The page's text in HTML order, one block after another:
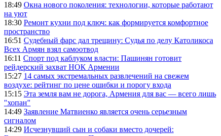
18:49 Окна нового поколения: технологии, которые работают
на уют
18:30 Ремонт кухни под ключ: как формируется комфортное
пространство
16:51 Судебный фарс дал трещину: Судья по делу Католикоса
Всех Армян взял самоотвод
16:11 Спорт под каблуком власти: Пашинян готовит
рейдерский захват НОК Армении
15:27 14 самых экстремальных развлечений на свежем
воздухе: рейтинг по цене ошибки и порогу входа
15:15 Эта земля вам не дорога, Армения для вас — всего лишь
"хопан"
14:49 Заявление Матвиенко является очень серьезным
сигналом
14:29 Исчезнувший сын и собаки вместо дочерей: